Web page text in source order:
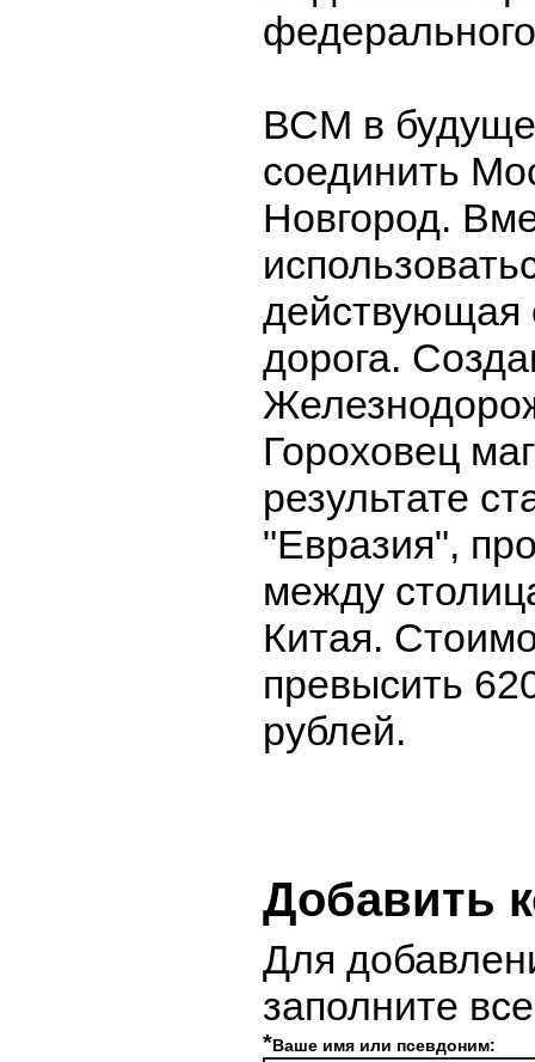
ВСМ в
соединить
Новгород.
действующая
дорога.
Гороховец
результате
"Евразия",
между
Китая.
превысить
рублей.
Добавить
Для
заполните
*Ваше имя или псевдоним: